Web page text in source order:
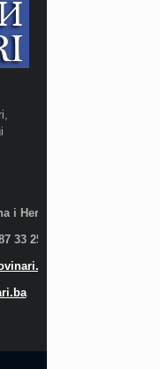
i Hercegovina;
33 255 600